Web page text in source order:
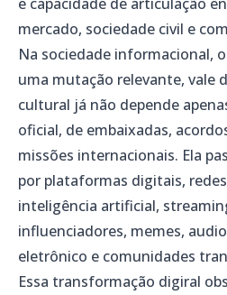
mercado, sociedade civil e
Na sociedade informacional, o
uma mutação relevante, vale
cultural já não depende
oficial, de embaixadas,
missões internacionais. Ela
por plataformas digitais,
inteligência artificial,
influenciadores, memes,
eletrônico e comunidades
Essa transformação digiral